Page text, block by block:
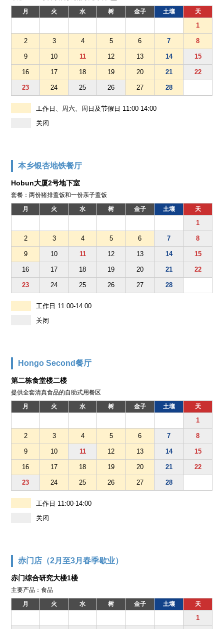
月 火 水 树 金子 土壤 天
1
2 3 4 5 6 7 8
9 10 11 12 13 14 15
16 17 18 19 20 21 22
23 24 25 26 27 28
工作日、周六、周日及节假日 11:00-14:00
关闭
本乡银杏地铁餐厅
Hobun大厦2号地下室
套餐：两份猪排盖饭和一份亲子盖饭
月 火 水 树 金子 土壤 天
1
2 3 4 5 6 7 8
9 10 11 12 13 14 15
16 17 18 19 20 21 22
23 24 25 26 27 28
工作日 11:00-14:00
关闭
Hongo Second餐厅
第二栋食堂楼二楼
提供全套清真食品的自助式用餐区
月 火 水 树 金子 土壤 天
1
2 3 4 5 6 7 8
9 10 11 12 13 14 15
16 17 18 19 20 21 22
23 24 25 26 27 28
工作日 11:00-14:00
关闭
赤门店（2月至3月春季歇业）
赤门综合研究大楼1楼
主要产品：食品
月 火 水 树 金子 土壤 天
1